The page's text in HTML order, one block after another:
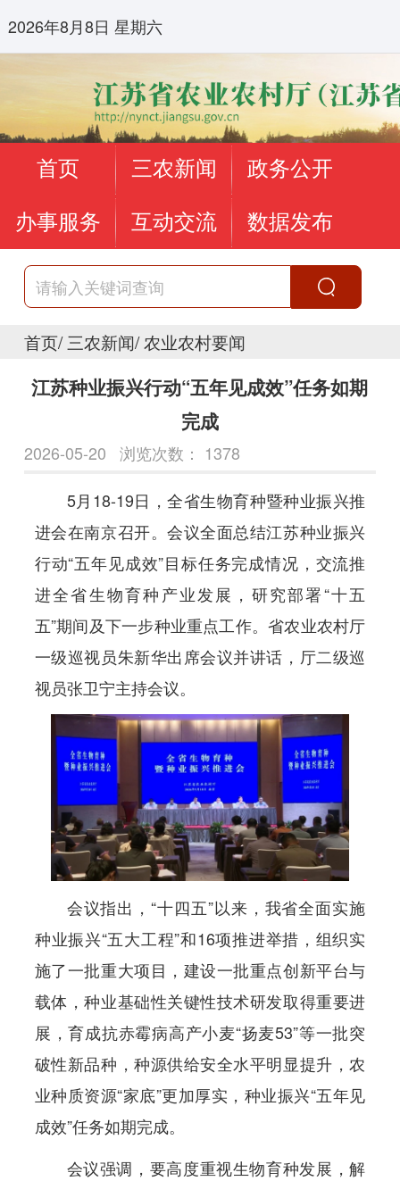
2026年8月8日 星期六
首页 三农新闻 政务公开
办事服务 互动交流 数据发布
首页/三农新闻/农业农村要闻
江苏种业振兴行动“五年见成效”任务如期
完成
2026-05-20 浏览次数： 1378
5月18-19日，全省生物育种暨种业振兴推
进会在南京召开。会议全面总结江苏种业振兴
行动“五年见成效”目标任务完成情况，交流推
进全省生物育种产业发展，研究部署“十五
五”期间及下一步种业重点工作。省农业农村厅
一级巡视员朱新华出席会议并讲话，厅二级巡
视员张卫宁主持会议。
会议指出，“十四五”以来，我省全面实施
种业振兴“五大工程”和16项推进举措，组织实
施了一批重大项目，建设一批重点创新平台与
载体，种业基础性关键性技术研发取得重要进
展，育成抗赤霉病高产小麦“扬麦53”等一批突
破性新品种，种源供给安全水平明显提升，农
业种质资源“家底”更加厚实，种业振兴“五年见
成效”任务如期完成。
会议强调，要高度重视生物育种发展，解